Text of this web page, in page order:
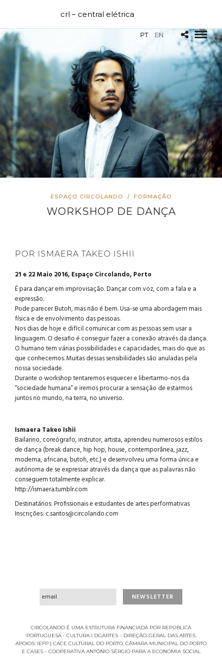
crl – central elétrica
PT EN
ESPAÇO CIRCOLANDO / FORMAÇÃO
WORKSHOP DE DANÇA
POR ISMAERA TAKEO ISHII
21 e 22 Maio 2016, Espaço Circolando, Porto
É para dançar em improvisação. Dançar com voz, com a fala e a
expressão.
Pode parecer Butoh, mas não é bem. Usa-se uma abordagem mais
física e de envolvimento das pessoas.
Nos dias de hoje e difícil comunicar com as pessoas sem usar a
linguagem. O desafio é conseguir fazer a conexão através da dança.
O humano tem várias possibilidades e capacidades, mais do que as
que conhecemos. Muitas dessas sensibilidades são anuladas pela
nossa sociedade.
Durante o workshop tentaremos esquecer e libertarmo-nos da
“sociedade humana” e iremos procurar a sensação de estarmos
juntos no mundo, na terra, no universo.
Ismaera Takeo Ishii
Bailarino, coreógrafo, instrutor, artista, aprendeu numerosos estilos
de dança (break dance, hip hop, house, contemporânea, jazz,
moderna, africana, butoh, etc.) e desenvolveu uma forma única e
autónoma de se expressar através da dança que as palavras não
conseguem totalmente explicar.
http://ismaera.tumblr.com
Destinatários: Profissionais e estudantes de artes performativas
Inscrições: c.santos@circolando.com
CIRCOLANDO É UMA ESTRUTURA FINANCIADA POR REPÚBLICA
PORTUGUESA - CULTURA I DGARTES – DIREÇÃO-GERAL DAS ARTES.
APOIOS: IEFP | CACE CULTURAL DO PORTO, CÂMARA MUNICIPAL DO PORTO
E CASES – COOPERATIVA ANTÓNIO SÉRGIO PARA A ECONOMIA SOCIAL